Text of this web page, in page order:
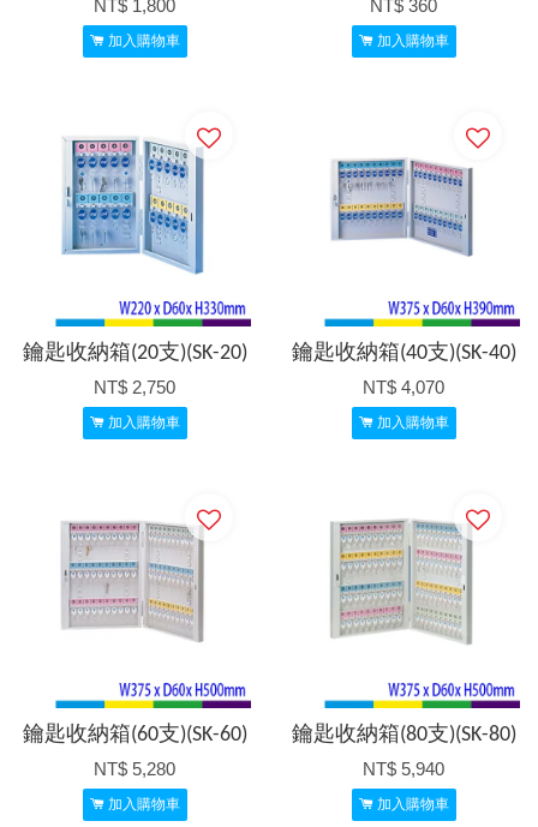
NT$ 1,800
加入購物車
NT$ 360
加入購物車
鑰匙收納箱(20支)(SK-20)
NT$ 2,750
加入購物車
鑰匙收納箱(40支)(SK-40)
NT$ 4,070
加入購物車
鑰匙收納箱(60支)(SK-60)
NT$ 5,280
加入購物車
鑰匙收納箱(80支)(SK-80)
NT$ 5,940
加入購物車